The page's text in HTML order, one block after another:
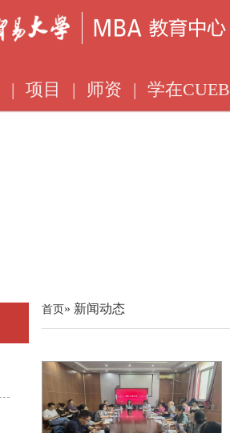
| 项目 | 师资 | 学在CUEB
首页» 新闻动态